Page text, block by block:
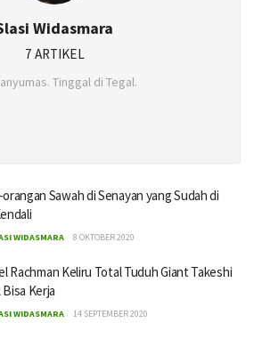
Widasmara
7 ARTIKEL
Tinggal di Tegal.
Sawah di Senayan yang Sudah di
WIDASMARA 8 OKTOBER 2020
Rachman Keliru Total Tuduh Giant Takeshi
Kerja
WIDASMARA 14 SEPTEMBER 2020